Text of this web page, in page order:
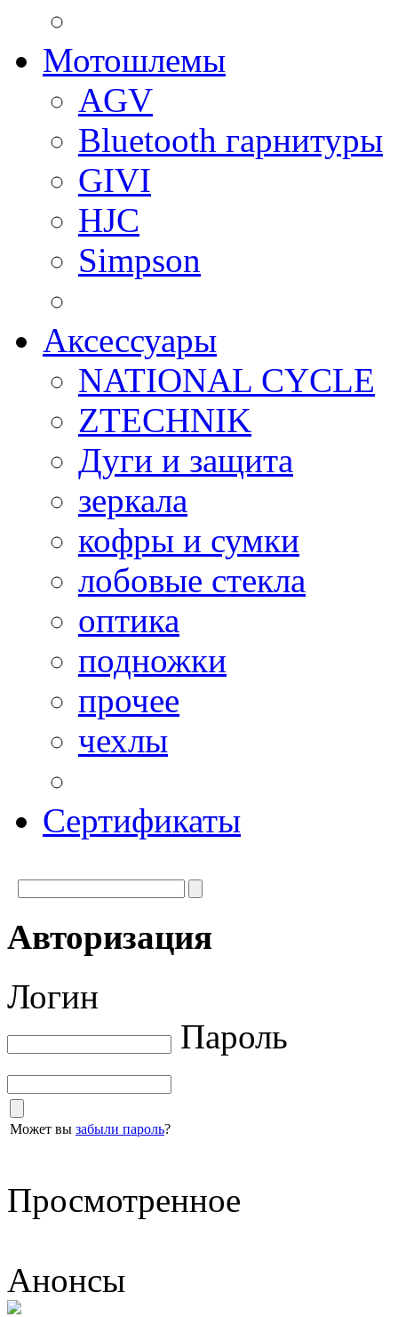
Мотошлемы
AGV
Bluetooth гарнитуры
GIVI
HJC
Simpson
Аксессуары
NATIONAL CYCLE
ZTECHNIK
Дуги и защита
зеркала
кофры и сумки
лобовые стекла
оптика
подножки
прочее
чехлы
Сертификаты
Авторизация
Логин
Пароль
Может вы забыли пароль?
Просмотренное
Анонсы